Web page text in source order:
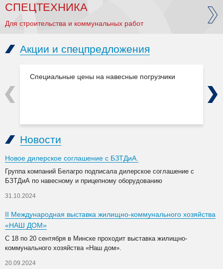
СПЕЦТЕХНИКА
Для строительства и коммунальных работ
Акции и спецпредложения
Специальные цены на навесные погрузчики
Previous Next
Новости
Новое дилерское соглашение с БЗТДиА.
Группа компаний Белагро подписала дилерское соглашение с
БЗТДиА по навесному и прицепному оборудованию
31.10.2024
II Международная выставка жилищно-коммунального хозяйства
«НАШ ДОМ»
С 18 по 20 сентября в Минске проходит выставка жилищно-
коммунального хозяйства «Наш дом».
20.09.2024